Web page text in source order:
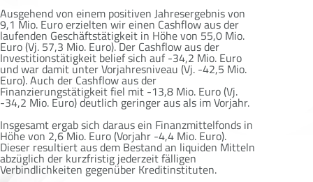
Ausgehend von einem positiven Jahresergebnis von
9,1 Mio. Euro erzielten wir einen Cashflow aus der
laufenden Geschäftstätigkeit in Höhe von 55,0 Mio.
Euro (Vj. 57,3 Mio. Euro). Der Cashflow aus der
Investitionstätigkeit belief sich auf -34,2 Mio. Euro
und war damit unter Vorjahresniveau (Vj. -42,5 Mio.
Euro). Auch der Cashflow aus der
Finanzierungstätigkeit fiel mit -13,8 Mio. Euro (Vj.
-34,2 Mio. Euro) deutlich geringer aus als im Vorjahr.
Insgesamt ergab sich daraus ein Finanzmittelfonds in
Höhe von 2,6 Mio. Euro (Vorjahr -4,4 Mio. Euro).
Dieser resultiert aus dem Bestand an liquiden Mitteln
abzüglich der kurzfristig jederzeit fälligen
Verbindlichkeiten gegenüber Kreditinstituten.